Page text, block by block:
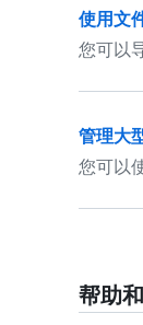
使用文
您可以
管理大
您可以
帮助